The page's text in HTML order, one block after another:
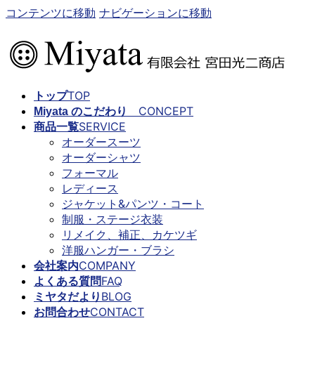
コンテンツに移動 ナビゲーションに移動
トップTOP
Miyata のこだわり CONCEPT
商品一覧SERVICE
オーダースーツ
オーダーシャツ
フォーマル
レディース
ジャケット&パンツ・コート
制服・ステージ衣装
リメイク、補正、カケツギ
洋服ハンガー・ブラシ
会社案内COMPANY
よくある質問FAQ
ミヤタだより BLOG
お問合わせCONTACT